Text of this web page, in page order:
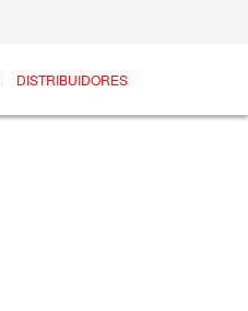
DISTRIBUIDORES